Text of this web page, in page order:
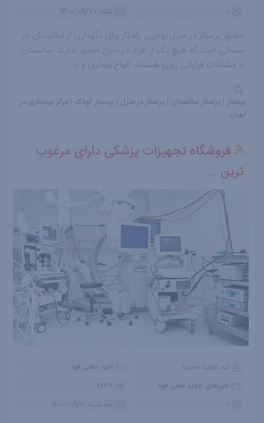
شنبه 1400/09/20
حضور پرستار در منزل بهترین راهکار برای نگهداری از سالمندان در
ساعاتی است که هیچ یک از افراد در منزل حضور ندارند. سالمندان
با مشکلات فراوانی روبرو هستند. انواع بیماری و یا ...
پرستار | پرستار سالمندان | پرستار در منزل | پرستار کودک |مرکز پرستاری در
تهران
فروشگاه تجهیزات پزشکی دارای مرغوب
ترین ...
تیم تولید محتوا
اخبار مامی فود
خبرهای جدید مامی فود
1739
سه شنبه 1400/08/11